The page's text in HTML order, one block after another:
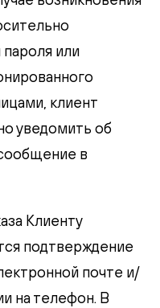
или
клиент
уведомить об
в
Клиенту
подтверждение
почте и/
на телефон. В